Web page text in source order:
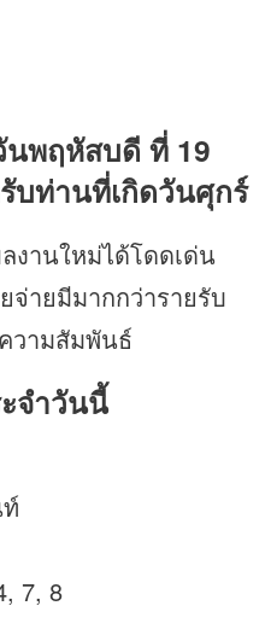
นพฤหัสบดี ที่ 19
บท่านที่เกิดวันศุกร์
งานใหม่ได้โดดเด่น
จ่ายมีมากกว่ารายรับ
วามสัมพันธ์
จำวันนี้
7, 8